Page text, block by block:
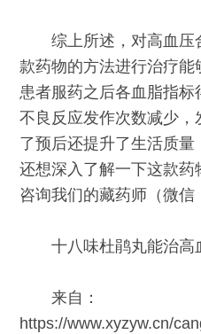
综上所述，对高血压
款药物的方法进行治疗能
患者服药之后各血脂指
不良反应发作次数减少
了预后还提升了生活质
还想深入了解一下这款
咨询我们的藏药师（微信
十八味杜鹃丸能治高
来自：
https://www.xyzyw.cn/